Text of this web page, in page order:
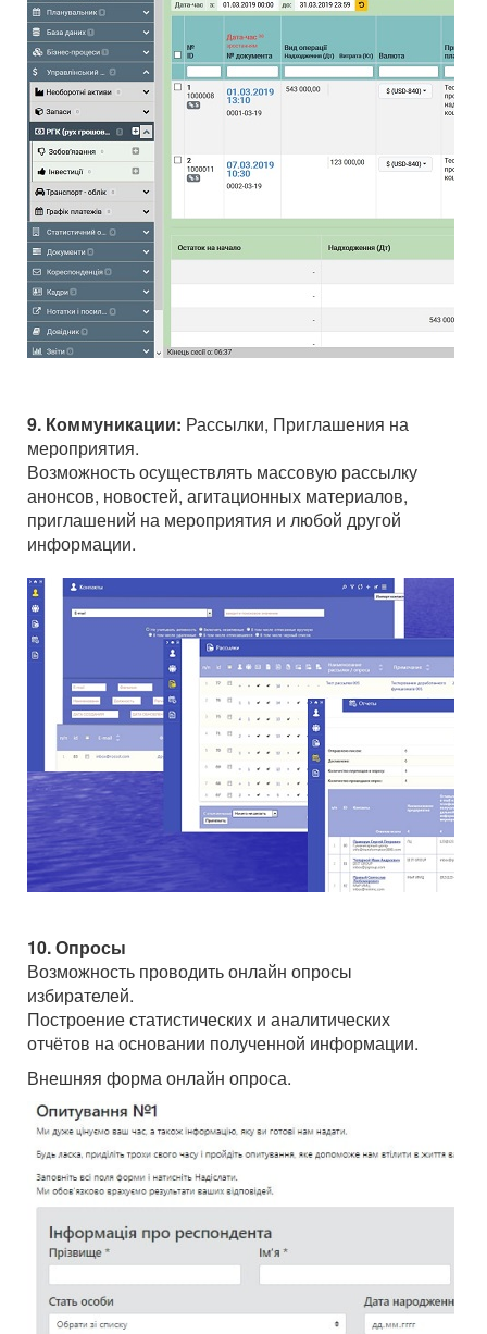
9. Коммуникации: Рассылки, Приглашения на
мероприятия.
Возможность осуществлять массовую рассылку
анонсов, новостей, агитационных материалов,
приглашений на мероприятия и любой другой
информации.
10. Опросы
Возможность проводить онлайн опросы
избирателей.
Построение статистических и аналитических
отчётов на основании полученной информации.
Внешняя форма онлайн опроса.